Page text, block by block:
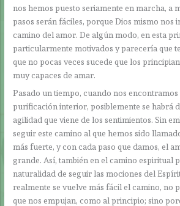
nos hemos puesto seriamente en marcha, a
pasos serán fáciles, porque Dios mismo nos
camino del amor. De algún modo, en esta
particularmente motivados y parecería que
que no pocas veces sucede que los
muy capaces de amar.
Pasado un tiempo, cuando nos
purificación interior, posiblemente se habrá
agilidad que viene de los sentimientos. Sin
seguir este camino al que hemos sido
más fuerte, y con cada paso que damos, el
grande. Así, también en el camino espiritual
naturalidad de seguir las mociones del
realmente se vuelve más fácil el camino, no
que nos empujan, como al principio; sino